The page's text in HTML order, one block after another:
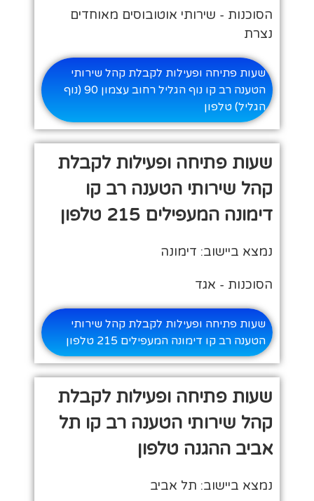
הסוכנות - שירותי אוטובוסים מאוחדים
נצרת
שעות פתיחה ופעילות לקבלת קהל שירותי
הטענה רב קו נוף הגליל רחוב עצמון 90 (נוף
הגליל) טלפון
שעות פתיחה ופעילות לקבלת
קהל שירותי הטענה רב קו
דימונה המעפילים 215 טלפון
נמצא ביישוב: דימונה
הסוכנות - אגד
שעות פתיחה ופעילות לקבלת קהל שירותי
הטענה רב קו דימונה המעפילים 215 טלפון
שעות פתיחה ופעילות לקבלת
קהל שירותי הטענה רב קו תל
אביב ההגנה טלפון
נמצא ביישוב: תל אביב